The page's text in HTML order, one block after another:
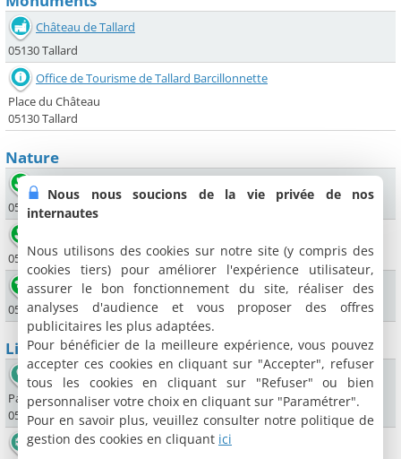
Château de Tallard
05130 Tallard
Office de Tourisme de Tallard Barcillonnette
Place du Château
05130 Tallard
Nature
Falaise de Céüse
05130 Sigoyer
05130 Sigoyer
Lac de Peyssier
05400 Le Saix
Lieux sportifs
Jump&Smile
Para-club Gap Tallard - Champ Emy
05130 Tallard
Station de Céüse
Nous nous soucions de la vie privée de nos
internautes
Nous utilisons des cookies sur notre site (y compris des
cookies tiers) pour améliorer l'expérience utilisateur,
assurer le bon fonctionnement du site, réaliser des
analyses d'audience et vous proposer des offres
publicitaires les plus adaptées.
Pour bénéficier de la meilleure expérience, vous pouvez
accepter ces cookies en cliquant sur "Accepter", refuser
tous les cookies en cliquant sur "Refuser" ou bien
personnaliser votre choix en cliquant sur "Paramétrer".
Pour en savoir plus, veuillez consulter notre politique de
gestion des cookies en cliquant ici